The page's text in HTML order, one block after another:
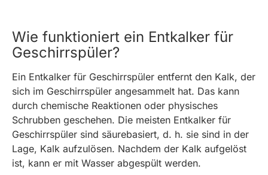
Wie funktioniert ein Entkalker für
Geschirrspüler?
Ein Entkalker für Geschirrspüler entfernt den Kalk, der
sich im Geschirrspüler angesammelt hat. Das kann
durch chemische Reaktionen oder physisches
Schrubben geschehen. Die meisten Entkalker für
Geschirrspüler sind säurebasiert, d. h. sie sind in der
Lage, Kalk aufzulösen. Nachdem der Kalk aufgelöst
ist, kann er mit Wasser abgespült werden.